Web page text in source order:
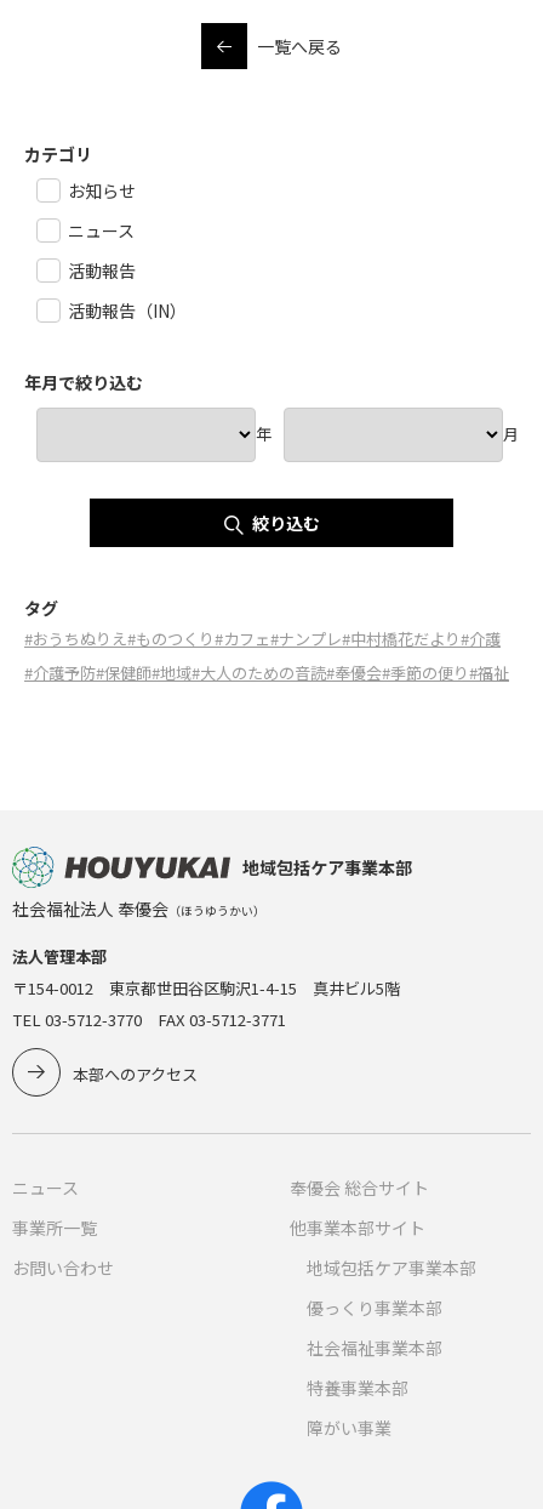
一覧へ戻る
カテゴリ
お知らせ
ニュース
活動報告
活動報告（IN）
年月で絞り込む
年 月
絞り込む
タグ
#おうちぬりえ #ものつくり#カフェ#ナンプレ#中村橋花だより#介護
#介護予防#保健師#地域#大人のための音読#奉優会#季節の便り#福祉
地域包括ケア事業本部
社会福祉法人 奉優会 （ほうゆうかい）
法人管理本部
〒154-0012 東京都世田谷区駒沢1-4-15 真井ビル5階
TEL 03-5712-3770 FAX 03-5712-3771
本部へのアクセス
ニュース
事業所一覧
お問い合わせ
奉優会 総合サイト
他事業本部サイト
地域包括ケア事業本部
優っくり事業本部
社会福祉事業本部
特養事業本部
障がい事業